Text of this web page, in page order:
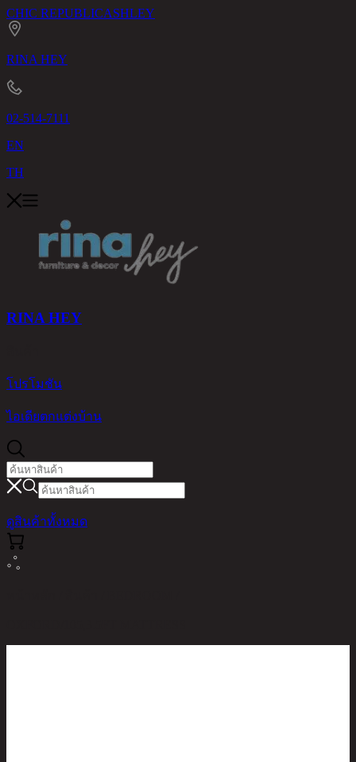
CHIC REPUBLICASHLEY
RINA HEY
02-514-7111
EN
TH
RINA HEY
โปรโมชัน
ไอเดียตกแต่งบ้าน
ดูสินค้าทั้งหมด